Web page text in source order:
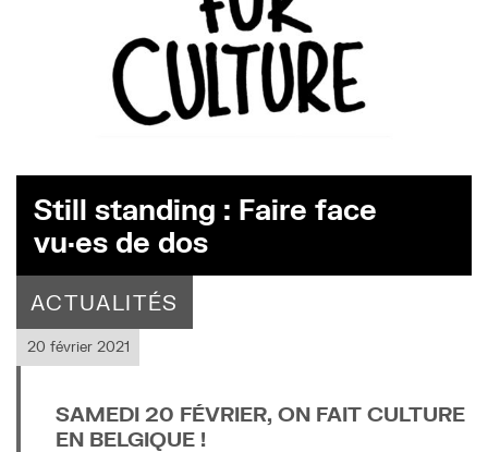
Still standing : Faire face
vu·es de dos
ACTUALITÉS
20 février 2021
SAMEDI 20 FÉVRIER, ON FAIT CULTURE
EN BELGIQUE !